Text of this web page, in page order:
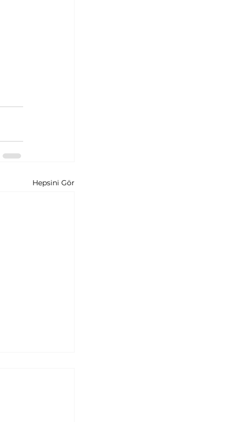
Hepsini Gör